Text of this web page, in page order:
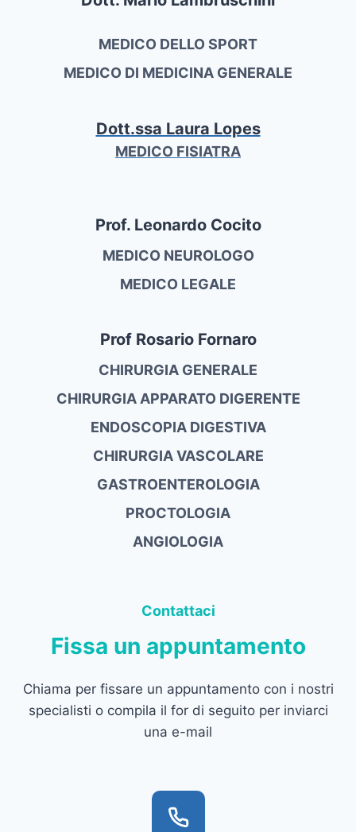
MEDICO DELLO SPORT
MEDICO DI MEDICINA GENERALE
Dott.ssa Laura Lopes
MEDICO FISIATRA
Prof. Leonardo Cocito
MEDICO NEUROLOGO
MEDICO LEGALE
Prof Rosario Fornaro
CHIRURGIA GENERALE
CHIRURGIA APPARATO DIGERENTE
ENDOSCOPIA DIGESTIVA
CHIRURGIA VASCOLARE
GASTROENTEROLOGIA
PROCTOLOGIA
ANGIOLOGIA
Contattaci
Fissa un appuntamento
Chiama per fissare un appuntamento con i nostri
specialisti o compila il for di seguito per inviarci
una e-mail